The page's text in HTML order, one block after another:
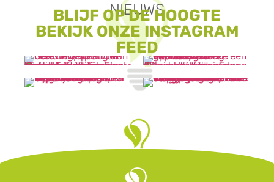
NIEUWS
BLIJF OP DE HOOGTE
BEKIJK ONZE INSTAGRAM
FEED